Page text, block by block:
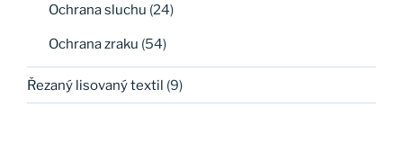
Ochrana sluchu (24)
Ochrana zraku (54)
Řezaný lisovaný textil (9)